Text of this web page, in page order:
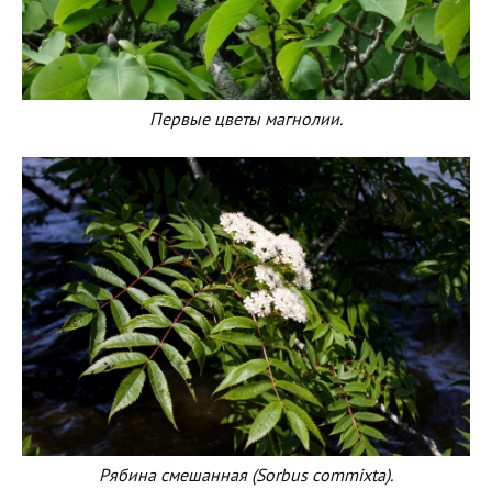
Первые цветы магнолии.
Рябина смешанная (Sorbus commixta).